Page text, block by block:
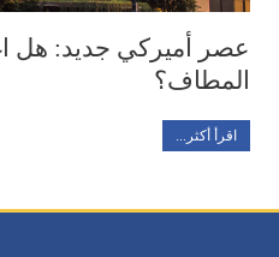
عصر أميركي جديد: هل
المطاف؟
اقرأ أكثر...